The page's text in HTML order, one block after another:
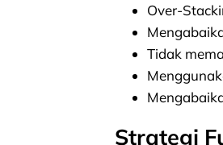
Over-
Tidak
Strategi